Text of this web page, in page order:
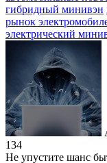
гибридный минивэн
рынок
электрический
134
Не упустите шанс